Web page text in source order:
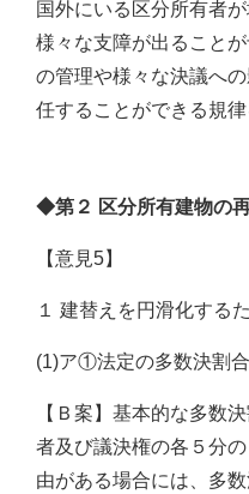
国外にいる区分所有者
様々な支障が出ること
の管理や様々な決議へ
任することができる規
◆第２ 区分所有建物の
【意見5】
１ 建替えを円滑化する
(1)ア①法定の多数決割合
【Ｂ案】基本的な多数
者及び議決権の各５分
由がある場合には、多